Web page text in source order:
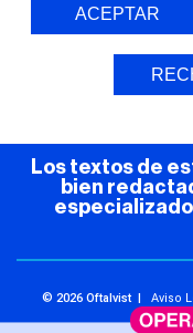
Los textos de
bien
© 2026 Oftalvist | Aviso
ACEPTAR